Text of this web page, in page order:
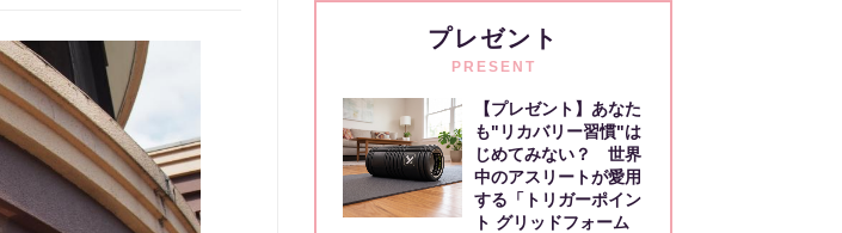
プレゼント
PRESENT
【プレゼント】あなた
も"リカバリー習慣"は
じめてみない？ 世界
中のアスリートが愛用
する「トリガーポイン
ト グリッドフォーム